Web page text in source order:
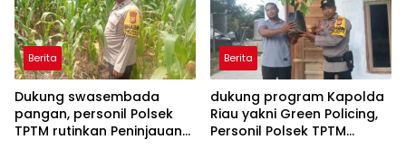
Berita
Dukung swasembada
pangan, personil Polsek
TPTM rutinkan Peninjauan
Berita
dukung program Kapolda
Riau yakni Green Policing,
Personil Polsek TPTM